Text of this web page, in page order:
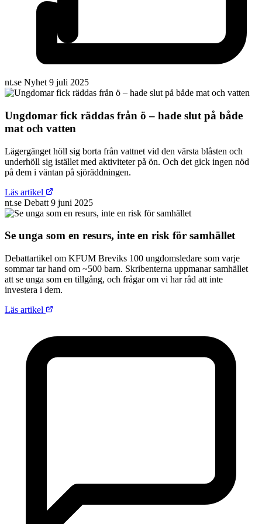
nt.se Nyhet 9 juli 2025
Ungdomar fick räddas från ö – hade slut på både
mat och vatten
Lägergänget höll sig borta från vattnet vid den värsta blåsten och
underhöll sig istället med aktiviteter på ön. Och det gick ingen nöd
på dem i väntan på sjöräddningen.
Läs artikel
nt.se Debatt 9 juni 2025
Se unga som en resurs, inte en risk för samhället
Debattartikel om KFUM Breviks 100 ungdomsledare som varje
sommar tar hand om ~500 barn. Skribenterna uppmanar samhället
att se unga som en tillgång, och frågar om vi har råd att inte
investera i dem.
Läs artikel